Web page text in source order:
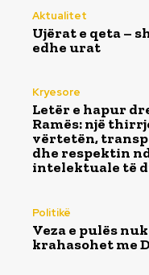
Aktualitet
Ujërat e qeta –
edhe urat
Kryesore
Letër e hapur
Ramës: një
vërtetën,
dhe respektin
intelektuale të
Politikë
Veza e pulës
krahasohet me